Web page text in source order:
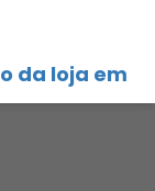
da loja em